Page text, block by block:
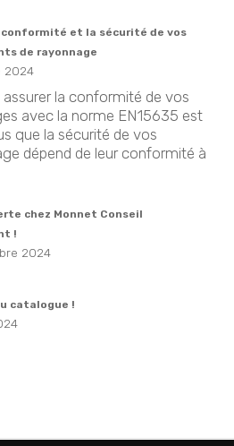
conformité et la sécurité de vos
de rayonnage
2024
assurer la conformité de vos
avec la norme EN15635 est
que la sécurité de vos
dépend de leur conformité à
chez Monnet Conseil
!
2024
catalogue !